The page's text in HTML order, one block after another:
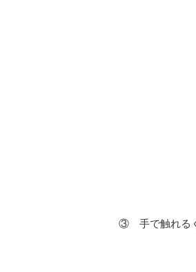
③ 手で触れるく